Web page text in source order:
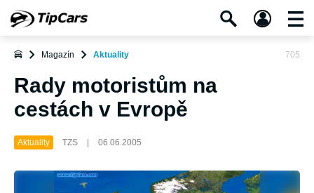
Magazín Aktuality 705
Rady motoristům na
cestách v Evropě
Aktuality TZS 06.06.2005